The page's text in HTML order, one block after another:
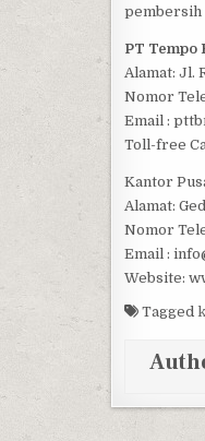
pembersih
PT Tempo
Alamat: Jl.
Nomor
Email :
Toll-free
Kantor
Alamat:
Nomor
Email :
Website:
Tagged